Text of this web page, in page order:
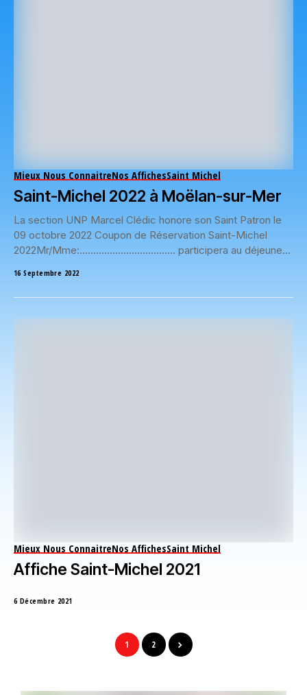
Mieux Nous ConnaitreNos AffichesSaint Michel
Saint-Michel 2022 à Moëlan-sur-Mer
La section UNP Marcel Clédic honore son Saint Patron le
09 octobre 2022 Coupon de Réservation Saint-Michel
2022Mr/Mme:…………………………….. participera au déjeuner
16 Septembre 2022
Mieux Nous ConnaitreNos AffichesSaint Michel
Affiche Saint-Michel 2021
6 Décembre 2021
1 2